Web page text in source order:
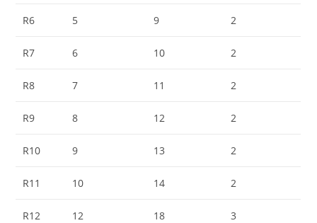
R6 5 9 2
R7 6 10 2
R8 7 11 2
R9 8 12 2
R10 9 13 2
R11 10 14 2
R12 12 18 3